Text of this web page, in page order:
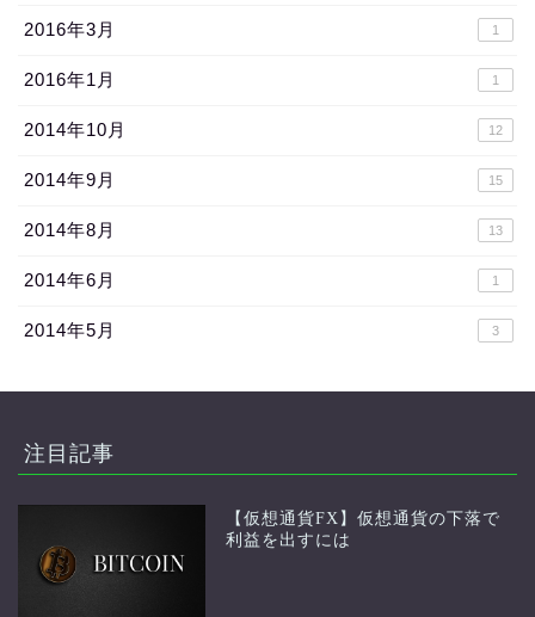
2016年3月 1
2016年1月 1
2014年10月 12
2014年9月 15
2014年8月 13
2014年6月 1
2014年5月 3
注目記事
【仮想通貨FX】仮想通貨の下落で
利益を出すには